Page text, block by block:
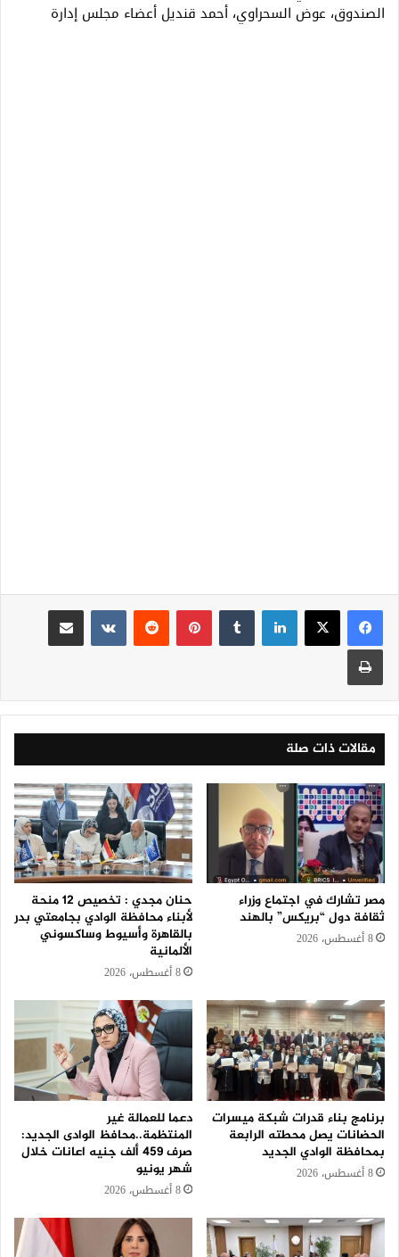
الصندوق، عوض السحراوي، أحمد قنديل أعضاء مجلس إدارة
لينكدإن بينتيريست
مقالات ذات صلة
مصر تشارك في اجتماع وزراء
ثقافة دول “بريكس” بالهند
8 أغسطس، 2026
حنان مجدي : تخصيص 12 منحة
لأبناء محافظة الوادي بجامعتي بدر
بالقاهرة وأسيوط وساكسوني
الألمانية
8 أغسطس، 2026
برنامج بناء قدرات شبكة ميسرات
الحضانات يصل محطته الرابعة
بمحافظة الوادي الجديد
8 أغسطس، 2026
دعما للعمالة غير
المنتظمة..محافظ الوادى الجديد:
صرف 459 ألف جنيه اعانات خلال
شهر يونيو
8 أغسطس، 2026